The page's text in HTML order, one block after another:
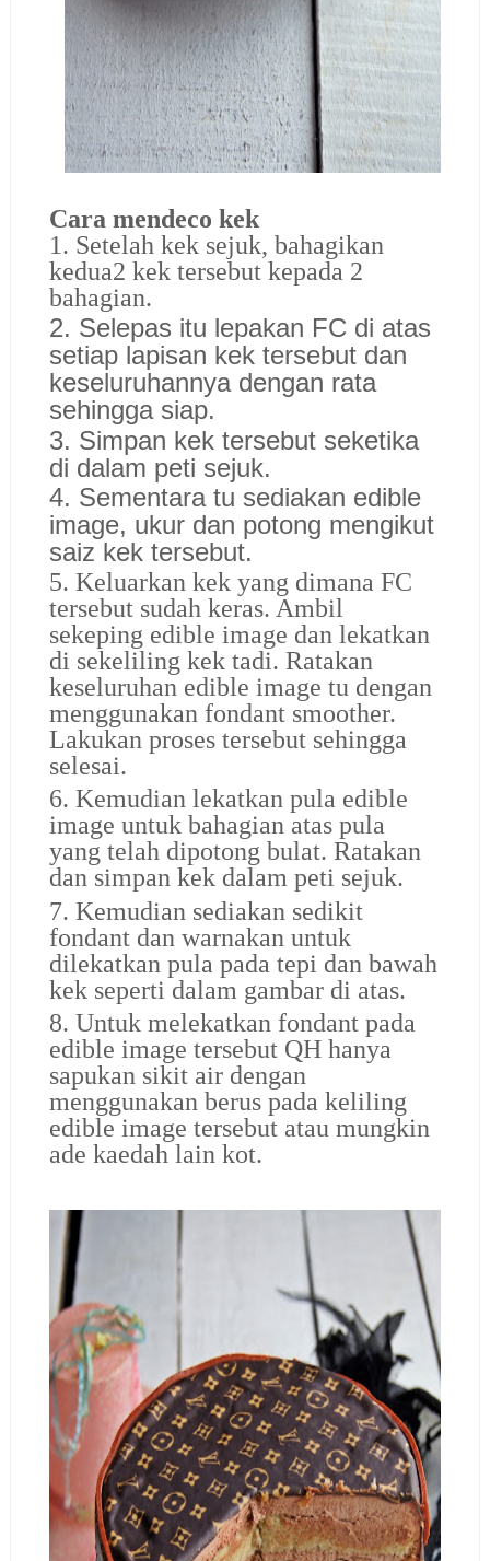
Cara mendeco kek
1. Setelah kek sejuk, bahagikan
kedua2 kek tersebut kepada 2
bahagian.
2. Selepas itu lepakan FC di atas
setiap lapisan kek tersebut dan
keseluruhannya dengan rata
sehingga siap.
3. Simpan kek tersebut seketika
di dalam peti sejuk.
4. Sementara tu sediakan edible
image, ukur dan potong mengikut
saiz kek tersebut.
5. Keluarkan kek yang dimana FC
tersebut sudah keras. Ambil
sekeping edible image dan lekatkan
di sekeliling kek tadi. Ratakan
keseluruhan edible image tu dengan
menggunakan fondant smoother.
Lakukan proses tersebut sehingga
selesai.
6. Kemudian lekatkan pula edible
image untuk bahagian atas pula
yang telah dipotong bulat. Ratakan
dan simpan kek dalam peti sejuk.
7. Kemudian sediakan sedikit
fondant dan warnakan untuk
dilekatkan pula pada tepi dan bawah
kek seperti dalam gambar di atas.
8. Untuk melekatkan fondant pada
edible image tersebut QH hanya
sapukan sikit air dengan
menggunakan berus pada keliling
edible image tersebut atau mungkin
ade kaedah lain kot.